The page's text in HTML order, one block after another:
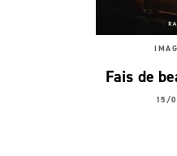
Fais de
15/